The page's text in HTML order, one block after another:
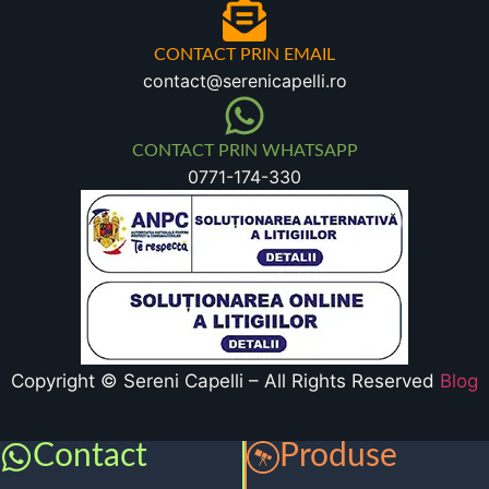
CONTACT PRIN EMAIL
contact@serenicapelli.ro
CONTACT PRIN WHATSAPP
0771-174-330
Copyright © Sereni Capelli – All Rights Reserved Blog
Contact Produse